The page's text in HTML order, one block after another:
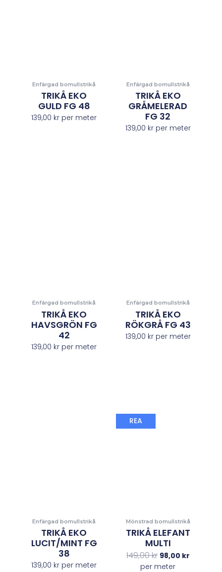
Enfärgad bomullstrikå
TRIKÅ EKO
GULD FG 48
139,00 kr per meter
Enfärgad bomullstrikå
TRIKÅ EKO
GRÅMELERAD
FG 32
139,00 krper meter
Enfärgad bomullstrikå
TRIKÅ EKO
HAVSGRÖN FG
42
139,00 kr per meter
Enfärgad bomullstrikå
TRIKÅ EKO
RÖKGRÅ FG 43
139,00 krper meter
Enfärgad bomullstrikå
TRIKÅ EKO
LUCIT/MINT FG
38
139,00 kr per meter
REA
Mönstrad bomullstrikå
TRIKÅ ELEFANT
MULTI
149,00kr 98,00 kr
per meter